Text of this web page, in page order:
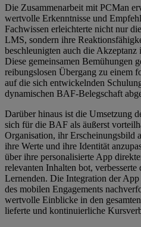
Die Zusammenarbeit mit PCMan
wertvolle Erkenntnisse und
Fachwissen erleichterte nicht nur
LMS, sondern ihre
beschleunigten auch die
Diese gemeinsamen Bemühungen
reibungslosen Übergang zu einem
auf die sich entwickelnden
dynamischen BAF-Belegschaft
Darüber hinaus ist die Umsetzung
sich für die BAF als äußerst
Organisation, ihr Erscheinungsbild
ihre Werte und ihre Identität
über ihre personalisierte App
relevanten Inhalten bot,
Lernenden. Die Integration der
des mobilen Engagements
wertvolle Einblicke in den
lieferte und kontinuierliche